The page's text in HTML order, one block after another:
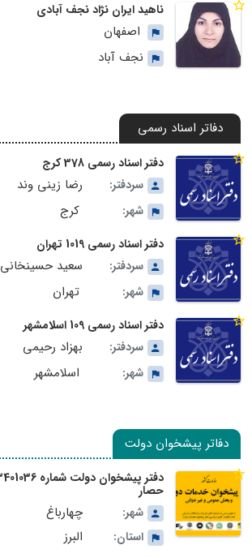
ناهید ایران نژاد نجف آبادی
اصفهان
نجف آباد
دفاتر اسناد رسمی
دفتر اسناد رسمی 378 کرج
سردفتر:
رضا زینی وند
شهر: کرج
دفتر اسناد رسمی 1019 تهران
سردفتر:
سعید حسینخانی
شهر: تهران
دفتر اسناد رسمی 109 اسلامشهر
سردفتر:
بهزاد رحیمی
شهر: اسلامشهر
دفاتر پیشخوان دولت
حصار
شهر:
چهارباغ
استان: البرز